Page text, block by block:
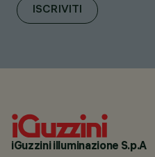
ISCRIVITI
iGuzzini illuminazione S.p.A